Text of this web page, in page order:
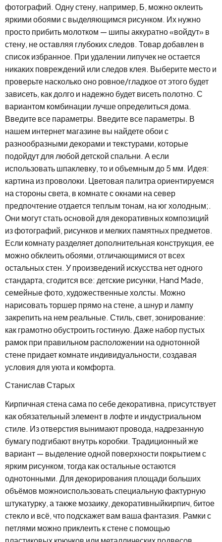
фотографий. Одну стену, например, Б, можно оклеить
яркими обоями с выделяющимся рисунком. Их нужно
просто прибить молотком — шипы аккуратно «войдут» в
стену, не оставляя глубоких следов. Товар добавлен в
список избранное. При удалении липучек не остается
никаких повреждений или следов клея. Выберите место и
проверьте насколько оно ровное/гладкое от этого будет
зависеть, как долго и надежно будет висеть полотно. С
вариантом комбинации лучше определиться дома.
Введите все параметры. Введите все параметры. В
нашем интернет магазине вы найдете обои с
разнообразными декорами и текстурами, которые
подойдут для любой детской спальни. А если
использовать шпаклевку, то и объемным до 5 мм. Идея:
картина из проволоки. Цветовая палитра ориентируемся
на стороны света, в комнате с окнами на север
предпочтение отдается теплым тонам, на юг холодным;.
Они могут стать основой для декоративных композиций
из фотографий, рисунков и мелких памятных предметов.
Если комнату разделяет дополнительная конструкция, ее
можно обклеить обоями, отличающимися от всех
остальных стен. У произведений искусства нет одного
стандарта, сгодится все: детские рисунки, Hand Made,
семейные фото, художественные холсты. Можно
нарисовать торшер прямо на стене, а шнур и лампу
закрепить на нем реальные. Стиль, свет, зонирование:
как грамотно обустроить гостиную. Даже набор пустых
рамок при правильном расположении на однотонной
стене придает комнате индивидуальности, создавая
условия для уюта и комфорта.
Станислав Старых
Кирпичная стена сама по себе декоративна, присутствует
как обязательный элемент в лофте и индустриальном
стиле. Из отверстия вынимают провода, надрезанную
бумагу подгибают внутрь коробки. Традиционный же
вариант — выделение одной поверхности покрытием с
ярким рисунком, тогда как остальные остаются
однотонными. Для декорирования площади больших
объёмов можноиспользовать специальную фактурную
штукатурку, а также мозаику, декоративныйкирпич, битое
стекло и всё, что подскажет вам ваша фантазия. Рамки с
петлями можно приклеить к стене с помощью